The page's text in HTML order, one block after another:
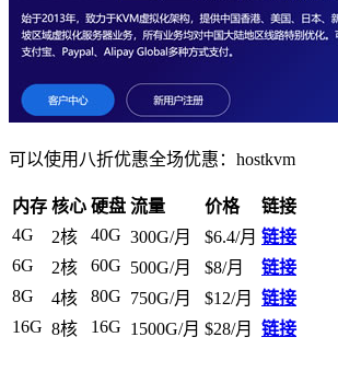
可以使用八折优惠全场优惠： hostkvm
内存 核心 硬盘 流量 价格
链接
4G
2核 40G 300G/月 $6.4/月 链接
6G
2核 60G 500G/月 $8/月
链接
8G
4核 80G 750G/月 $12/月
链接
16G 8核 16G 1500G/月 $28/月 链接